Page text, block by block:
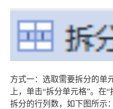
方式一：选取需要拆分的单
上，单击“拆分单元格”。在
拆分的行列数，如下图所示：